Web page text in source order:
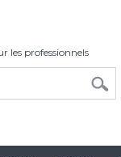
les professionnels